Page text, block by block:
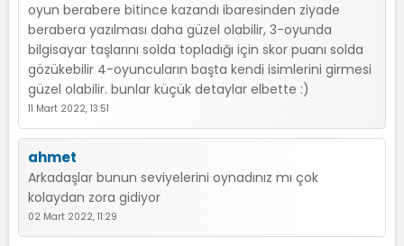
oyun berabere bitince kazandı ibaresinden ziyade
berabera yazılması daha güzel olabilir, 3-oyunda
bilgisayar taşlarını solda topladığı için skor puanı solda
gözükebilir 4-oyuncuların başta kendi isimlerini girmesi
güzel olabilir. bunlar küçük detaylar elbette :)
11 Mart 2022, 13:51
ahmet
Arkadaşlar bunun seviyelerini oynadınız mı çok
kolaydan zora gidiyor
02 Mart 2022, 11:29